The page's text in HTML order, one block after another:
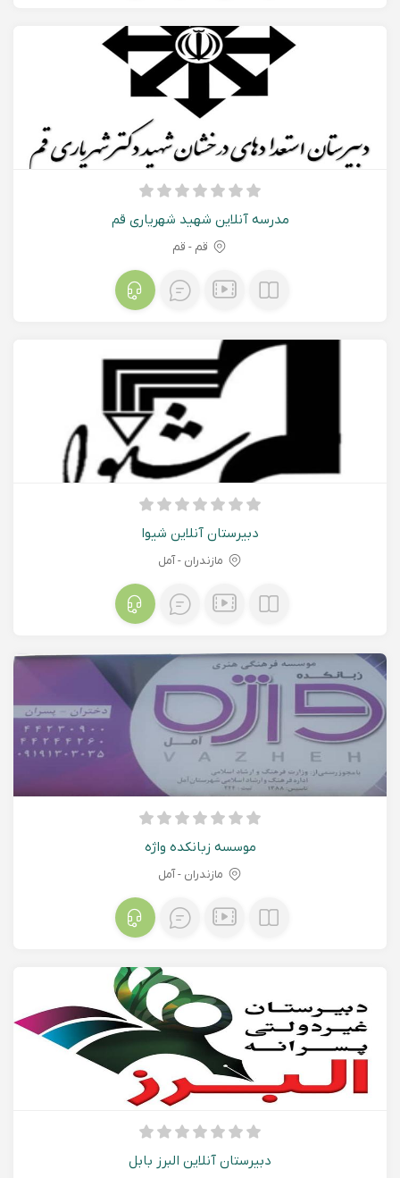
مدرسه آنلاین شهید شهریاری قم
قم - قم
دبیرستان آنلاین شیوا
مازندران - آمل
موسسه زبانکده واژه
مازندران - آمل
دبیرستان آنلاین البرز بابل